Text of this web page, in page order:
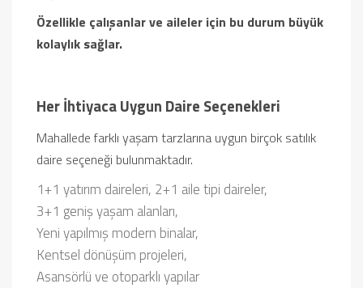
Özellikle çalışanlar ve aileler için bu durum büyük
kolaylık sağlar.
Her İhtiyaca Uygun Daire Seçenekleri
Mahallede farklı yaşam tarzlarına uygun birçok satılık
daire seçeneği bulunmaktadır.
1+1 yatırım daireleri, 2+1 aile tipi daireler,
3+1 geniş yaşam alanları,
Yeni yapılmış modern binalar,
Kentsel dönüşüm projeleri,
Asansörlü ve otoparklı yapılar